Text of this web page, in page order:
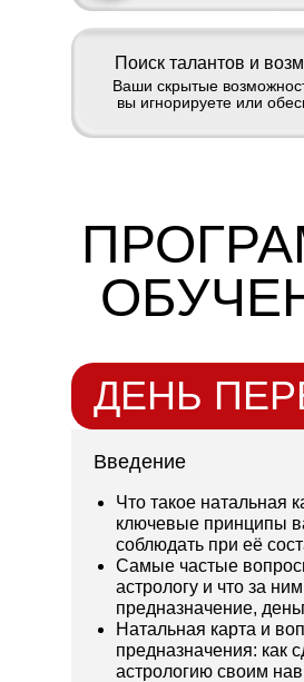
Поиск талантов и
Ваши скрытые
вы игнорируете или
ДЕНЬ
Введение
Что такое натальная
ключевые принципы
соблюдать при её
Самые частые
астрологу и что за
предназначение,
Натальная карта и
предназначения: как
астрологию своим